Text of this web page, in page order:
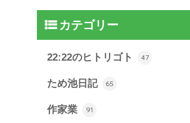
カテゴリー
22:22のヒトリゴト 47
ため池日記 65
作家業 91